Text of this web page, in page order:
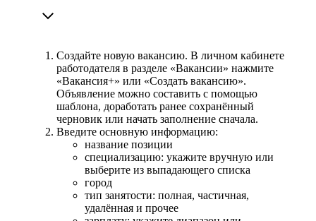
Создайте новую вакансию. В личном кабинете
работодателя в разделе «Вакансии» нажмите
«Вакансия+» или «Создать вакансию».
Объявление можно составить с помощью
шаблона, доработать ранее сохранённый
черновик или начать заполнение сначала.
Введите основную информацию:
название позиции
специализацию: укажите вручную или
выберите из выпадающего списка
город
тип занятости: полная, частичная,
удалённая и прочее